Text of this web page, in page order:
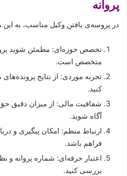
پروانه
در پروسه‌ی یافتن وکیل مناسب، به این
تخصص حوزه‌ای: مطمئن شوید
متخصص است.
تجربه موردی: از نتایج
کنید.
شفافیت مالی: از میزان دقیق
آگاه شوید.
ارتباط منظم: امکان پیگیری و
فراهم باشد.
اعتبار حرفه‌ای: شماره پروانه
بررسی کنید.